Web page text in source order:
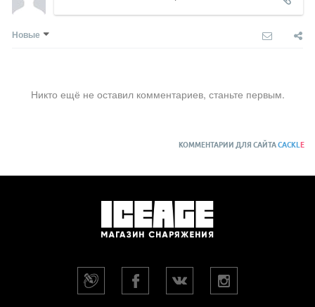
Новые
Никто ещё не оставил комментариев, станьте первым.
КОММЕНТАРИИ ДЛЯ САЙТАCACKLE